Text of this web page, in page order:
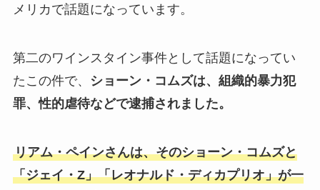
メリカで話題になっています。
第二のワインスタイン事件として話題になってい
たこの件で、
ショーン・コムズは、組織的暴力犯
罪、性的虐待などで逮捕されました。
リアム・ペインさんは、そのショーン・コムズと
「ジェイ・Z」「レオナルド・ディカプリオ」が一